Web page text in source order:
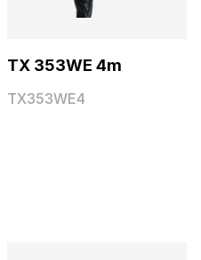
TX 353WE 4m
TX353WE4